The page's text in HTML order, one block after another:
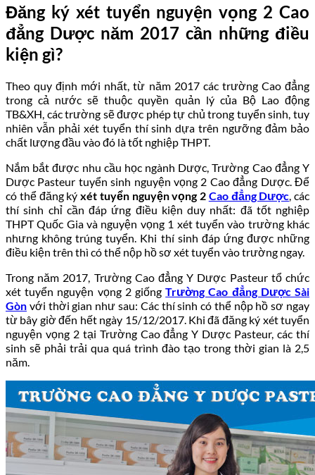
Đăng ký xét tuyển nguyện vọng 2 Cao
đẳng Dược năm 2017 cần những điều
kiện gì?
Theo quy định mới nhất, từ năm 2017 các trường Cao đẳng
trong cả nước sẽ thuộc quyền quản lý của Bộ Lao động
TB&XH, các trường sẽ được phép tự chủ trong tuyển sinh, tuy
nhiên vẫn phải xét tuyển thí sinh dựa trên ngưỡng đảm bảo
chất lượng đầu vào đó là tốt nghiệp THPT.
Nắm bắt được nhu cầu học ngành Dược, Trường Cao đẳng Y
Dược Pasteur tuyển sinh nguyện vọng 2 Cao đẳng Dược. Để
có thể đăng ký xét tuyển nguyện vọng 2 Cao đẳng Dược , các
thí sinh chỉ cần đáp ứng điều kiện duy nhất: đã tốt nghiệp
THPT Quốc Gia và nguyện vọng 1 xét tuyển vào trường khác
nhưng không trúng tuyển. Khi thí sinh đáp ứng được những
điều kiện trên thì có thể nộp hồ sơ xét tuyển vào trường ngay.
Trong năm 2017, Trường Cao đẳng Y Dược Pasteur tổ chức
xét tuyển nguyện vọng 2 giốngTrường Cao đẳng Dược Sài
Gòn với thời gian như sau: Các thí sinh có thể nộp hồ sơ ngay
từ bây giờ đến hết ngày 15/12/2017. Khi đã đăng ký xét tuyển
nguyện vọng 2 tại Trường Cao đẳng Y Dược Pasteur, các thí
sinh sẽ phải trải qua quá trình đào tạo trong thời gian là 2,5
năm.